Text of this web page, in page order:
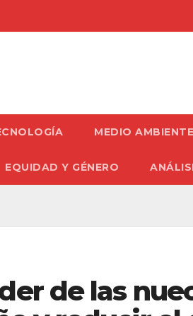
MEDIO AMBIENTE
EQUIDAD Y GÉNERO
de las